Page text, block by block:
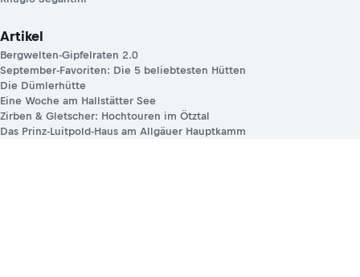
Artikel
Bergwelten-Gipfelraten 2.0
September-Favoriten: Die 5 beliebtesten Hütten
Die Dümlerhütte
Eine Woche am Hallstätter See
Zirben & Gletscher: Hochtouren im Ötztal
Das Prinz-Luitpold-Haus am Allgäuer Hauptkamm